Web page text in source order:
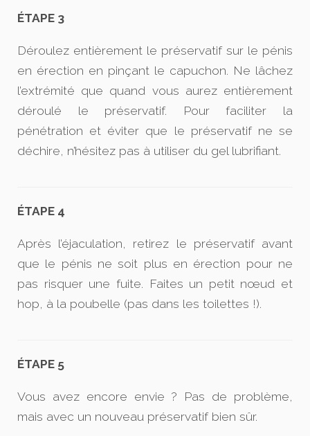
ÉTAPE 3
Déroulez entièrement le préservatif sur le pénis
en érection en pinçant le capuchon. Ne lâchez
l’extrémité que quand vous aurez entièrement
déroulé le préservatif. Pour faciliter la
pénétration et éviter que le préservatif ne se
déchire, n’hésitez pas à utiliser du gel lubrifiant.
ÉTAPE 4
Après l’éjaculation, retirez le préservatif avant
que le pénis ne soit plus en érection pour ne
pas risquer une fuite. Faites un petit nœud et
hop, à la poubelle (pas dans les toilettes !).
ÉTAPE 5
Vous avez encore envie ? Pas de problème,
mais avec un nouveau préservatif bien sûr.